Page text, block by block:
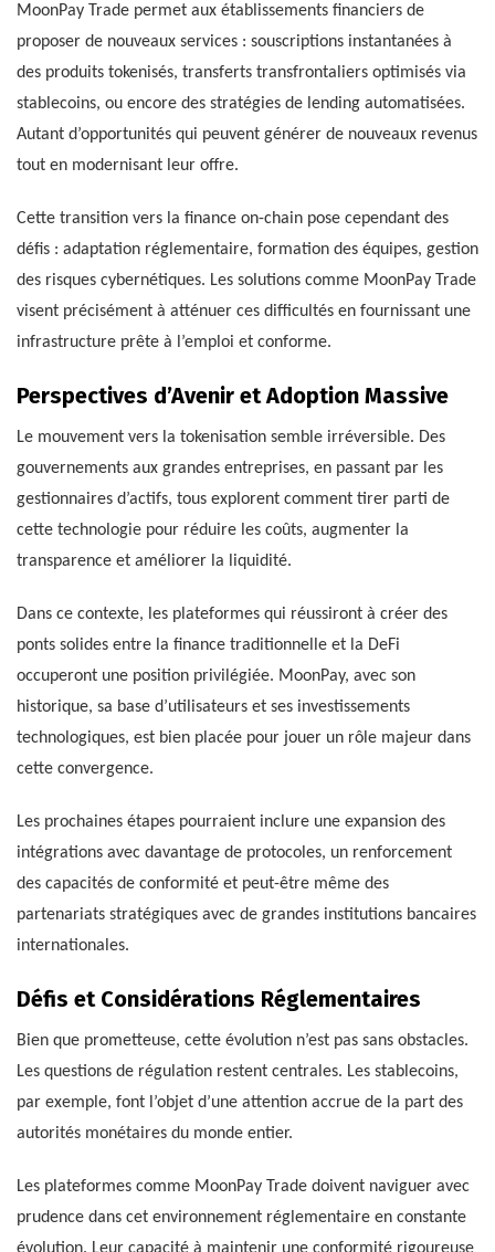
MoonPay Trade permet aux établissements financiers de
proposer de nouveaux services : souscriptions instantanées à
des produits tokenisés, transferts transfrontaliers optimisés via
stablecoins, ou encore des stratégies de lending automatisées.
Autant d’opportunités qui peuvent générer de nouveaux revenus
tout en modernisant leur offre.
Cette transition vers la finance on-chain pose cependant des
défis : adaptation réglementaire, formation des équipes, gestion
des risques cybernétiques. Les solutions comme MoonPay Trade
visent précisément à atténuer ces difficultés en fournissant une
infrastructure prête à l’emploi et conforme.
Perspectives d’Avenir et Adoption Massive
Le mouvement vers la tokenisation semble irréversible. Des
gouvernements aux grandes entreprises, en passant par les
gestionnaires d’actifs, tous explorent comment tirer parti de
cette technologie pour réduire les coûts, augmenter la
transparence et améliorer la liquidité.
Dans ce contexte, les plateformes qui réussiront à créer des
ponts solides entre la finance traditionnelle et la DeFi
occuperont une position privilégiée. MoonPay, avec son
historique, sa base d’utilisateurs et ses investissements
technologiques, est bien placée pour jouer un rôle majeur dans
cette convergence.
Les prochaines étapes pourraient inclure une expansion des
intégrations avec davantage de protocoles, un renforcement
des capacités de conformité et peut-être même des
partenariats stratégiques avec de grandes institutions bancaires
internationales.
Défis et Considérations Réglementaires
Bien que prometteuse, cette évolution n’est pas sans obstacles.
Les questions de régulation restent centrales. Les stablecoins,
par exemple, font l’objet d’une attention accrue de la part des
autorités monétaires du monde entier.
Les plateformes comme MoonPay Trade doivent naviguer avec
prudence dans cet environnement réglementaire en constante